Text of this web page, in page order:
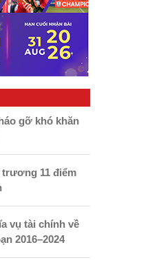
gỡ khó khăn
trương 11 điểm
vụ tài chính về
2016–2024